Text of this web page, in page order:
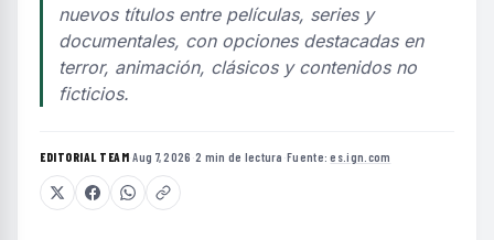
nuevos títulos entre películas, series y
documentales, con opciones destacadas en
terror, animación, clásicos y contenidos no
ficticios.
EDITORIAL TEAM·Aug 7, 2026 ·2 min de lectura ·Fuente:es.ign.com